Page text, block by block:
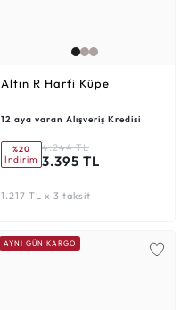
Altın R Harfi Küpe
12 aya varan Alışveriş Kredisi
%20
İndirim
4.244 TL
3.395 TL
1.217 TL x 3 taksit
AYNI GÜN KARGO